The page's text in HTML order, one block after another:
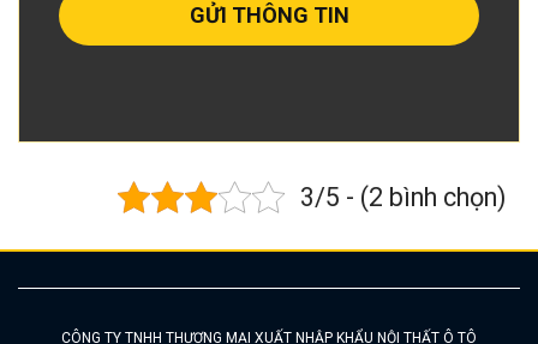
GỬI THÔNG TIN
3/5 - (2 bình chọn)
CÔNG TY TNHH THƯƠNG MẠI XUẤT NHẬP KHẨU NỘI THẤT Ô TÔ